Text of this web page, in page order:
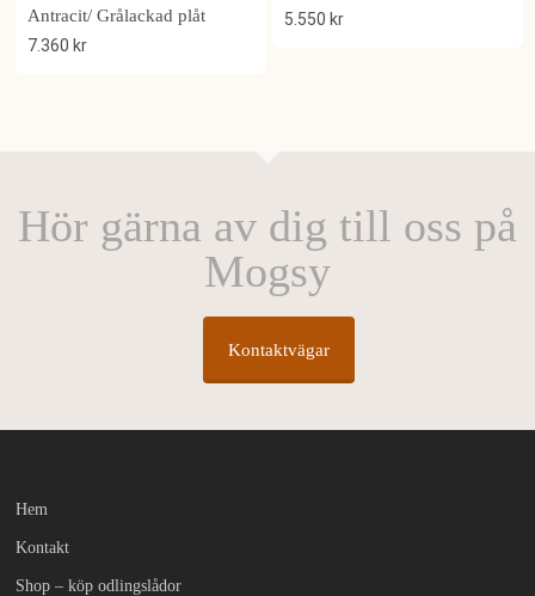
Antracit/ Grålackad plåt
7.360 kr
5.550 kr
Hör gärna av dig till oss på
Mogsy
Kontaktvägar
Hem
Kontakt
Shop – köp odlingslådor